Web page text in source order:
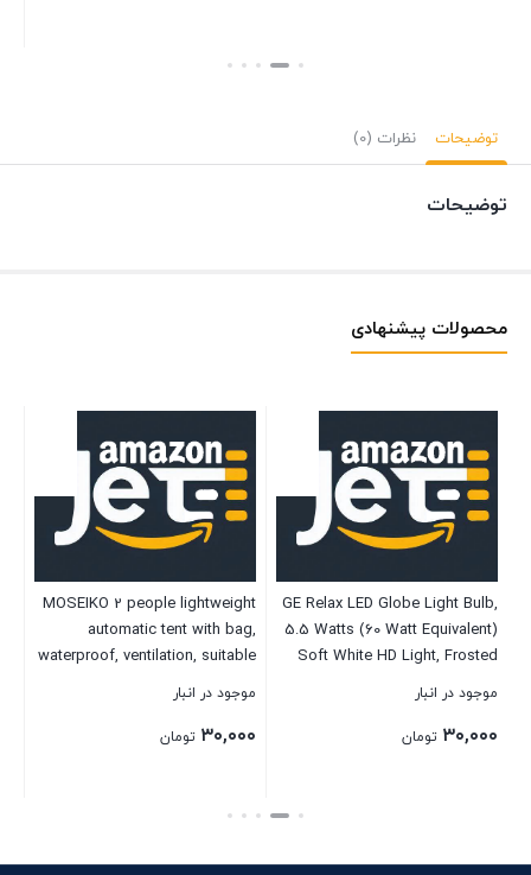
بستن
توضیحات نظرات (0)
توضیحات
محصولات پیشنهادی
GE Relax LED Globe Light Bulb,
5.5 Watts (60 Watt Equivalent)
Soft White HD Light, Frosted
Finish, Medium Base, Dimmable
موجود در انبار
۳۰,۰۰۰ تومان
MOSEIKO 2 people lightweight
automatic tent with bag,
waterproof, ventilation, suitable
for family camping, suitable for
outdoor camping (hiking,
موجود در انبار
۳۰,۰۰۰ تومان
بستن